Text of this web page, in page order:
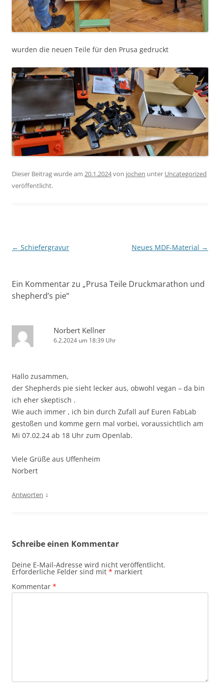
wurden die neuen Teile für den Prusa gedruckt
Dieser Beitrag wurde am 20.1.2024von jochen unter Uncategorized
veröffentlicht.
Beitragsnavigation
← Schiefergravur Neues MDF-Material →
Ein Kommentar zu „Prusa Teile Druckmarathon und
shepherd’s pie“
Norbert Kellner
6.2.2024 um 18:39 Uhr
Hallo zusammen,
der Shepherds pie sieht lecker aus, obwohl vegan – da bin
ich eher skeptisch .
Wie auch immer , ich bin durch Zufall auf Euren FabLab
gestoßen und komme gern mal vorbei, voraussichtlich am
Mi 07.02.24 ab 18 Uhr zum Openlab.
Viele Grüße aus Uffenheim
Norbert
Antworten ↓
Schreibe einen Kommentar
Deine E-Mail-Adresse wird nicht veröffentlicht.
Erforderliche Felder sind mit * markiert
Kommentar *